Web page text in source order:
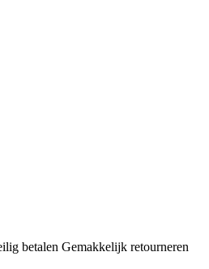
betalen Gemakkelijk retourneren